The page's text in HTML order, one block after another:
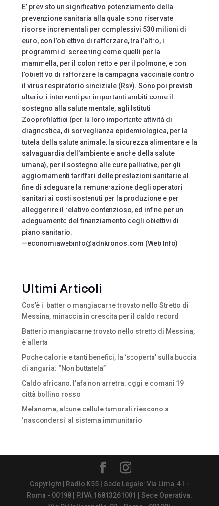
E’ previsto un significativo potenziamento della
prevenzione sanitaria alla quale sono riservate
risorse incrementali per complessivi 530 milioni di
euro, con l’obiettivo di rafforzare, tra l’altro, i
programmi di screening come quelli per la
mammella, per il colon retto e per il polmone, e con
l’obiettivo di rafforzare la campagna vaccinale contro
il virus respiratorio sinciziale (Rsv). Sono poi previsti
ulteriori interventi per importanti ambiti come il
sostegno alla salute mentale, agli Istituti
Zooprofilattici (per la loro importante attività di
diagnostica, di sorveglianza epidemiologica, per la
tutela della salute animale, la sicurezza alimentare e la
salvaguardia dell'ambiente e anche della salute
umana), per il sostegno alle cure palliative, per gli
aggiornamenti tariffari delle prestazioni sanitarie al
fine di adeguare la remunerazione degli operatori
sanitari ai costi sostenuti per la produzione e per
alleggerire il relativo contenzioso, ed infine per un
adeguamento del finanziamento degli obiettivi di
piano sanitario.
—economiawebinfo@adnkronos.com (Web Info)
Ultimi Articoli
Cos’è il batterio mangiacarne trovato nello Stretto di
Messina, minaccia in crescita per il caldo record
Batterio mangiacarne trovato nello stretto di Messina,
è allerta
Poche calorie e tanti benefici, la ‘scoperta’ sulla buccia
di anguria: “Non buttatela”
Caldo africano, l’afa non arretra: oggi e domani 19
città bollino rosso
Melanoma, alcune cellule tumorali riescono a
‘nascondersi’ al sistema immunitario
Copyright | Radio K55 | Sede Legale: Via Lima, 41 -
Roma - 00198 | P.IVA 16813261001 | Sede Operativa: